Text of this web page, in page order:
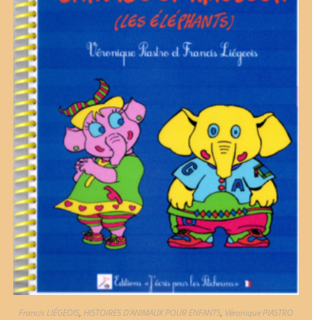
Francis LIÉGEOIS, HISTOIRES D'ANIMAUX POUR ENFANTS, Véronique PIASTRO